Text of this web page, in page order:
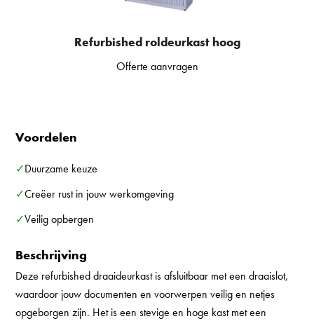
Refurbished roldeurkast hoog
Offerte aanvragen
Voordelen
✓Duurzame keuze
✓Creëer rust in jouw werkomgeving
✓Veilig opbergen
Beschrijving
Deze refurbished draaideurkast is afsluitbaar met een draaislot,
waardoor jouw documenten en voorwerpen veilig en netjes
opgeborgen zijn. Het is een stevige en hoge kast met een